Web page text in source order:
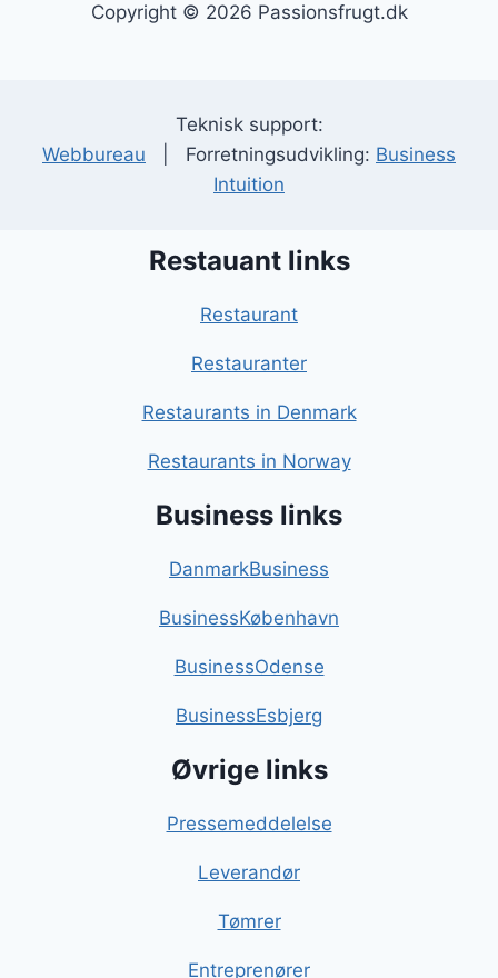
Copyright © 2026 Passionsfrugt.dk
Teknisk support:
Webbureau | Forretningsudvikling: Business
Intuition
Restauant links
Restaurant
Restauranter
Restaurants in Denmark
Restaurants in Norway
Business links
DanmarkBusiness
BusinessKøbenhavn
BusinessOdense
BusinessEsbjerg
Øvrige links
Pressemeddelelse
Leverandør
Tømrer
Entreprenører